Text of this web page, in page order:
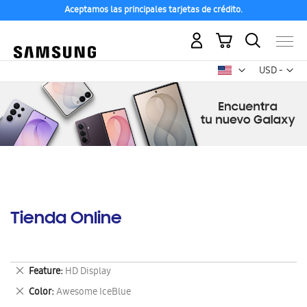
Aceptamos las principales tarjetas de crédito.
USD -
dólar
Mi carrito
Tienda Online
Feature HD Display
Eliminar
este
artículo
Color Awesome IceBlue
Eliminar